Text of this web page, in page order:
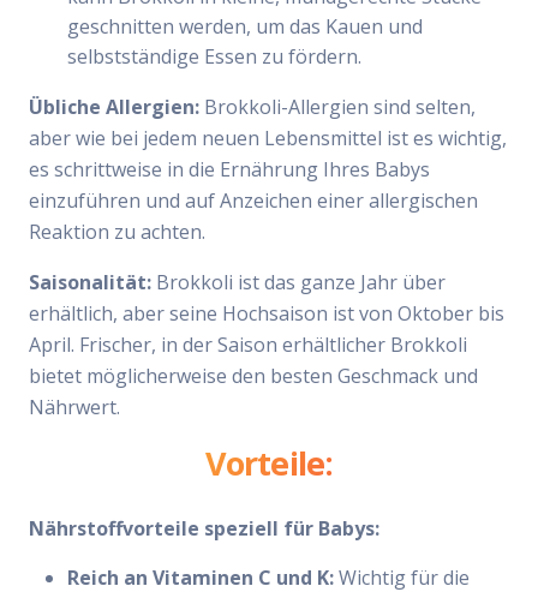
geschnitten werden, um das Kauen und
selbstständige Essen zu fördern.
Übliche Allergien: Brokkoli-Allergien sind selten,
aber wie bei jedem neuen Lebensmittel ist es wichtig,
es schrittweise in die Ernährung Ihres Babys
einzuführen und auf Anzeichen einer allergischen
Reaktion zu achten.
Saisonalität: Brokkoli ist das ganze Jahr über
erhältlich, aber seine Hochsaison ist von Oktober bis
April. Frischer, in der Saison erhältlicher Brokkoli
bietet möglicherweise den besten Geschmack und
Nährwert.
Vorteile:
Nährstoffvorteile speziell für Babys:
Reich an Vitaminen C und K:Wichtig für die